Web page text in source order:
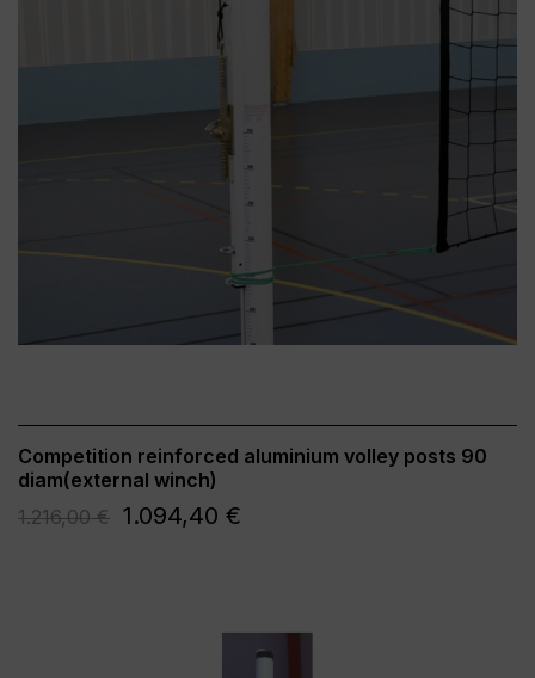
Competition reinforced aluminium volley posts 90
diam(external winch)
1.216,00 € 1.094,40 €